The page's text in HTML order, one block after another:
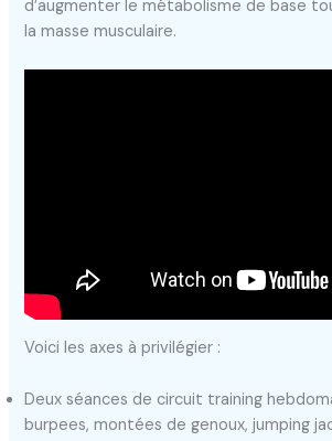
d’augmenter le métabolisme de base
la masse musculaire.
Voici les axes à privilégier :
Deux séances de circuit training
burpees, montées de genoux, jumping